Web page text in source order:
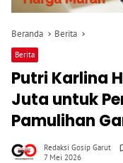
Beranda Berita
Berita
Putri Karlina
Juta untuk
Pamulihan
Redaksi Gosip Garut
7 Mei 2026